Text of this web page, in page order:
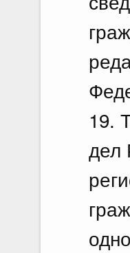
19.
дел